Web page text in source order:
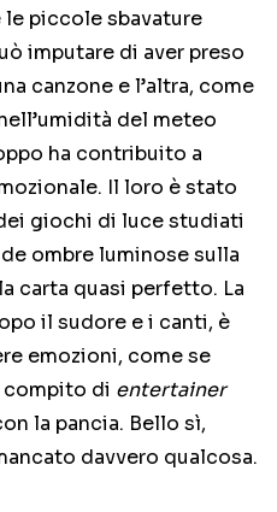
piccole sbavature
imputare di aver preso
canzone e l’altra, come
del meteo
ha contribuito a
Il loro è stato
giochi di luce studiati
ombre luminose sulla
carta quasi perfetto. La
il sudore e i canti, è
emozioni, come se
di entertainer
la pancia. Bello sì,
davvero qualcosa.